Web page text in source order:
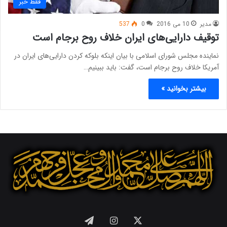
مدیر 10 می 2016 0
537
توقیف دارایی‌های ایران خلاف روح برجام است
نماینده مجلس شورای اسلامی با بیان اینکه بلوکه کردن دارایی‌های ایران در
آمریکا خلاف روح برجام است، گفت: باید ببینیم…
بیشتر بخوانید »
اینستاگرام